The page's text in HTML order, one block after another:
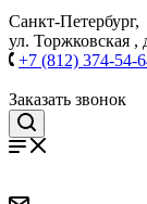
Санкт-Петербург,
ул. Торжковская
+7 (812) 374-54-
Заказать звонок